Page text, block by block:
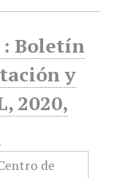
Boletín
y
2020,